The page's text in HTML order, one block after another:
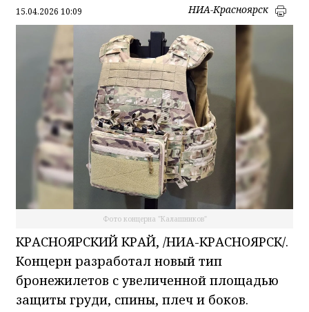
15.04.2026 10:09 НИА-Красноярск
Фото концерна "Калашников"
КРАСНОЯРСКИЙ КРАЙ, /НИА-КРАСНОЯРСК/.
Концерн разработал новый тип
бронежилетов с увеличенной площадью
защиты груди, спины, плеч и боков.